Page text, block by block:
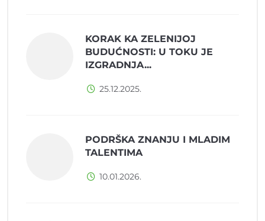
KORAK KA ZELENIJOJ
BUDUĆNOSTI: U TOKU JE
IZGRADNJA...
25.12.2025.
PODRŠKA ZNANJU I MLADIM
TALENTIMA
10.01.2026.